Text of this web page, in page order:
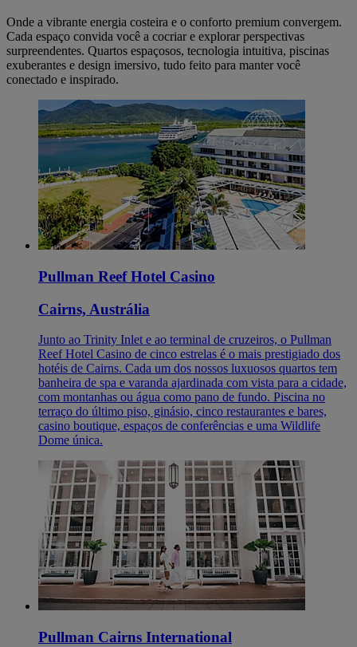
Onde a vibrante energia costeira e o conforto premium convergem.
Cada espaço convida você a cocriar e explorar perspectivas
surpreendentes. Quartos espaçosos, tecnologia intuitiva, piscinas
exuberantes e design imersivo, tudo feito para manter você
conectado e inspirado.
Pullman Reef Hotel Casino
Cairns, Austrália
Junto ao Trinity Inlet e ao terminal de cruzeiros, o Pullman
Reef Hotel Casino de cinco estrelas é o mais prestigiado dos
hotéis de Cairns. Cada um dos nossos luxuosos quartos tem
banheira de spa e varanda ajardinada com vista para a cidade,
com montanhas ou água como pano de fundo. Piscina no
terraço do último piso, ginásio, cinco restaurantes e bares,
casino boutique, espaços de conferências e uma Wildlife
Dome única.
Pullman Cairns International